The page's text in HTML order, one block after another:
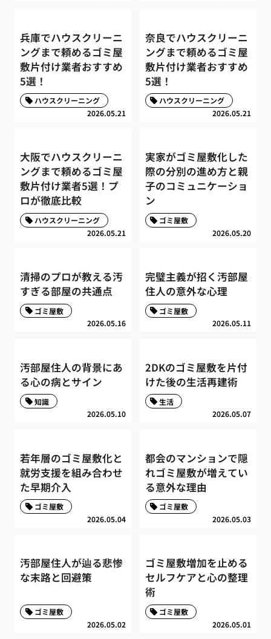
兵庫でハウスクリーニ
ングまで頼めるゴミ屋
敷片付け業者おすすめ
5選！
2026.05.21
ハウスクリーニング
奈良でハウスクリーニ
ングまで頼めるゴミ屋
敷片付け業者おすすめ
5選！
2026.05.21
ハウスクリーニング
大阪でハウスクリーニ
ングまで頼めるゴミ屋
敷片付け業者5選！プ
ロが徹底比較
2026.05.21
ハウスクリーニング
実家がゴミ屋敷化した
際の分別の進め方と親
子のコミュニケーショ
ン
2026.05.20
ゴミ屋敷
清掃のプロが教える汚
すぎる部屋の共通点
2026.05.16
ゴミ屋敷
完璧主義が招く汚部屋
住人の意外な心理
2026.05.11
ゴミ屋敷
汚部屋住人の背景にあ
る心の病とサイン
2026.05.10
知識
2DKのゴミ屋敷を片付
けた後の生活再建術
2026.05.07
生活
若年層のゴミ屋敷化と
就労支援を組み合わせ
た早期介入
2026.05.04
ゴミ屋敷
都会のマンションで隠
れゴミ屋敷が増えてい
る意外な理由
2026.05.03
ゴミ屋敷
汚部屋住人が辿る悲惨
な末路と回避策
2026.05.02
ゴミ屋敷
ゴミ屋敷増加を止める
セルフケアと心の整理
術
2026.05.01
ゴミ屋敷